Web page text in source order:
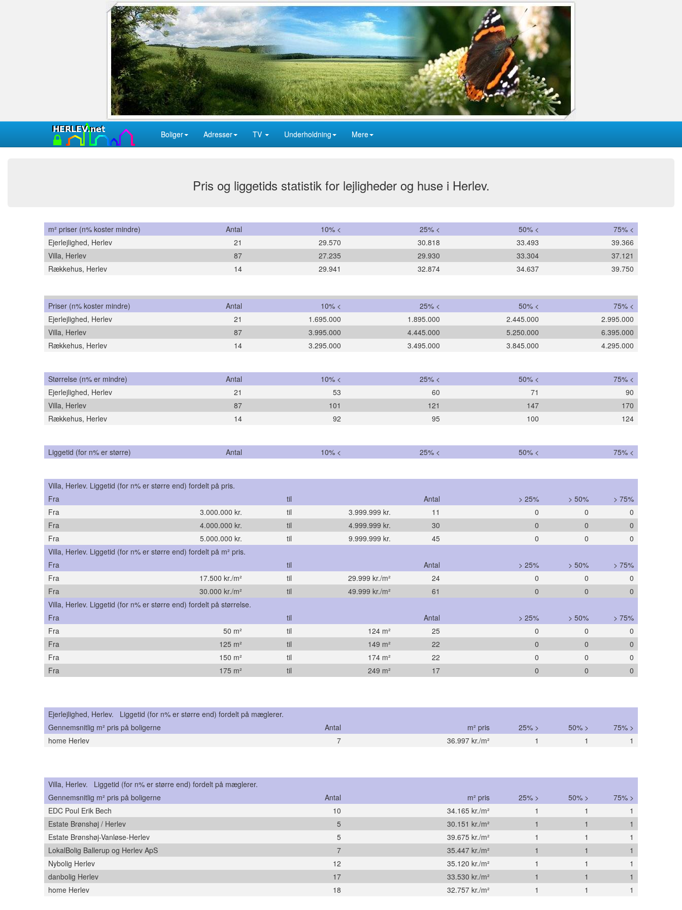
Boliger Adresser TV Underholdning Mere
Pris og liggetids statistik for lejligheder og huse i Herlev.
m² priser (n% koster mindre) Antal 10% < 25% < 50% <
75% <
Ejerlejlighed, Herlev
21 29.570 30.818 33.493
39.366
Villa, Herlev
87 27.235 29.930 33.304
37.121
Rækkehus, Herlev
14 29.941 32.874 34.637 39.750
Priser (n% koster mindre) Antal 10% < 25% < 50% <
75% <
Ejerlejlighed, Herlev
21 1.695.000 1.895.000 2.445.000
2.995.000
Villa, Herlev
87 3.995.000 4.445.000 5.250.000
6.395.000
Rækkehus, Herlev
14 3.295.000 3.495.000 3.845.000 4.295.000
Størrelse (n% er mindre) Antal 10% < 25% < 50% <
75% <
Ejerlejlighed, Herlev
21 53 60 71
90
Villa, Herlev
87 101 121 147
170
Rækkehus, Herlev
14 92 95 100 124
Liggetid (for n% er større) Antal 10% < 25% < 50% < 75% <
Villa, Herlev. Liggetid (for n% er større end) fordelt på pris.
Fra
til Antal > 25% > 50%
> 75%
Fra
3.000.000 kr. til 3.999.999 kr. 11 0 0
0
Fra
4.000.000 kr. til 4.999.999 kr. 30 0 0
0
Fra
5.000.000 kr. til 9.999.999 kr. 45 0 0
0
Villa, Herlev. Liggetid (for n% er større end) fordelt på m² pris.
Fra
til Antal > 25% > 50%
> 75%
Fra
17.500 kr./m² til 29.999 kr./m² 24 0 0
0
Fra
30.000 kr./m² til 49.999 kr./m² 61 0 0
0
Villa, Herlev. Liggetid (for n% er større end) fordelt på størrelse.
Fra
til Antal > 25% > 50%
> 75%
Fra
50 m² til 124 m² 25 0 0
0
Fra
125 m² til 149 m² 22 0 0
0
Fra
150 m² til 174 m² 22 0 0
0
Fra
175 m² til 249 m² 17 0 0 0
Ejerlejlighed, Herlev. Liggetid (for n% er større end) fordelt på mæglerer.
Gennemsnitlig m² pris på boligerne
Antal m² pris 25% > 50% >
75% >
home Herlev
7 36.997 kr./m² 1 1 1
Villa, Herlev. Liggetid (for n% er større end) fordelt på mæglerer.
Gennemsnitlig m² pris på boligerne
Antal m² pris 25% > 50% >
75% >
EDC Poul Erik Bech
10 34.165 kr./m² 1 1
1
Estate Brønshøj / Herlev
5 30.151 kr./m² 1 1
1
Estate Brønshøj-Vanløse-Herlev
5 39.675 kr./m² 1 1
1
LokalBolig Ballerup og Herlev ApS
7 35.447 kr./m² 1 1
1
Nybolig Herlev
12 35.120 kr./m² 1 1
1
danbolig Herlev
17 33.530 kr./m² 1 1
1
home Herlev
18 32.757 kr./m² 1 1 1